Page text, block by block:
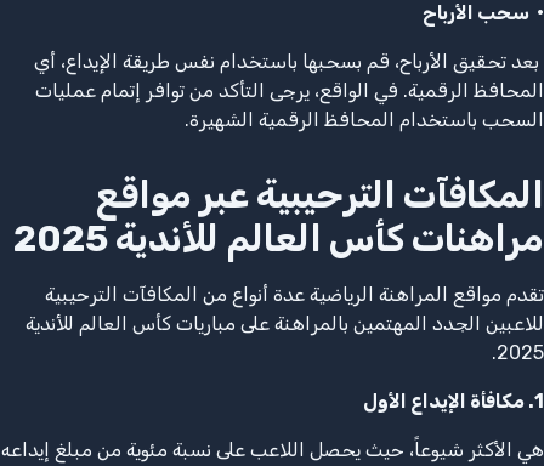
• سحب الأرباح
بعد تحقيق الأرباح، قم بسحبها باستخدام نفس طريقة الإيداع، أي
المحافظ الرقمية. في الواقع، يرجى التأكد من توافر إتمام عمليات
السحب باستخدام المحافظ الرقمية الشهيرة.
المكافآت الترحيبية عبر مواقع
مراهنات كأس العالم للأندية 2025
تقدم مواقع المراهنة الرياضية عدة أنواع من المكافآت الترحيبية
للاعبين الجدد المهتمين بالمراهنة على مباريات كأس العالم للأندية
2025.
1. مكافأة الإيداع الأول
هي الأكثر شيوعاً، حيث يحصل اللاعب على نسبة مئوية من مبلغ إيداعه